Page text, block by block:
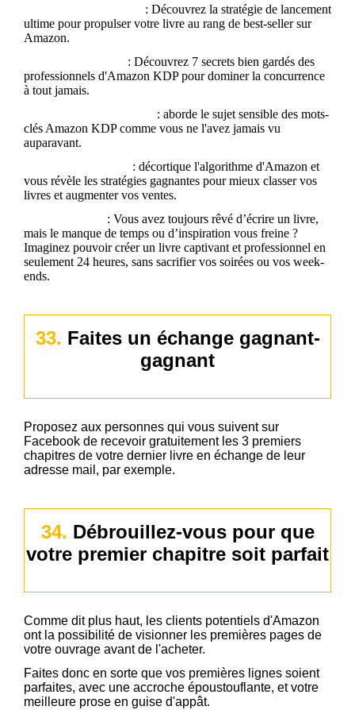
: Découvrez la stratégie de lancement
ultime pour propulser votre livre au rang de best-seller sur
Amazon.
: Découvrez 7 secrets bien gardés des
professionnels d'Amazon KDP pour dominer la concurrence
à tout jamais.
: aborde le sujet sensible des mots-
clés Amazon KDP comme vous ne l'avez jamais vu
auparavant.
: décortique l'algorithme d'Amazon et
vous révèle les stratégies gagnantes pour mieux classer vos
livres et augmenter vos ventes.
: Vous avez toujours rêvé d’écrire un livre,
mais le manque de temps ou d’inspiration vous freine ?
Imaginez pouvoir créer un livre captivant et professionnel en
seulement 24 heures, sans sacrifier vos soirées ou vos week-
ends.
33. Faites un échange gagnant-
gagnant
Proposez aux personnes qui vous suivent sur
Facebook de recevoir gratuitement les 3 premiers
chapitres de votre dernier livre en échange de leur
adresse mail, par exemple.
34. Débrouillez-vous pour que
votre premier chapitre soit parfait
Comme dit plus haut, les clients potentiels d'Amazon
ont la possibilité de visionner les premières pages de
votre ouvrage avant de l'acheter.
Faites donc en sorte que vos premières lignes soient
parfaites, avec une accroche époustouflante, et votre
meilleure prose en guise d'appât.